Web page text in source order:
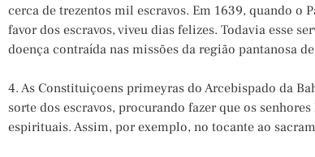
cerca de trezentos mil escravos. Em 1639, quando
favor dos escravos, viveu dias felizes. Todavia esse
doença contraída nas missões da região pantanosa
4. As Constituiçoens primeyras do Arcebispado da
sorte dos escravos, procurando fazer que os
espirituais. Assim, por exemplo, no tocante ao